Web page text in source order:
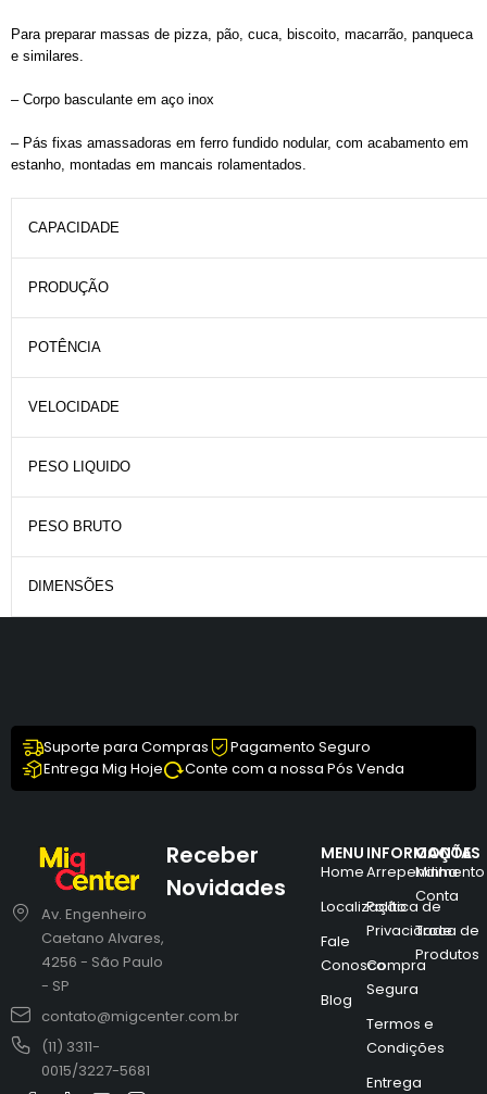
Para preparar massas de pizza, pão, cuca, biscoito, macarrão, panqueca
e similares.
– Corpo basculante em aço inox
– Pás fixas amassadoras em ferro fundido nodular, com acabamento em
estanho, montadas em mancais rolamentados.
CAPACIDADE
PRODUÇÃO
POTÊNCIA
VELOCIDADE
PESO LIQUIDO
PESO BRUTO
DIMENSÕES
Suporte para Compras
Pagamento Seguro
Entrega Mig Hoje
Conte com a nossa Pós Venda
Av. Engenheiro
Caetano Alvares,
4256 - São Paulo
- SP
contato@migcenter.com.br
(11) 3311-
0015/3227-5681
MENU
Home
Localização
Fale
Conosco
Blog
INFORMAÇÕES
Arrependimento
Política de
Privacidade
Compra
Segura
Termos e
Condições
Entrega
CONTA
Minha
Conta
Troca de
Produtos
Receber
Novidades